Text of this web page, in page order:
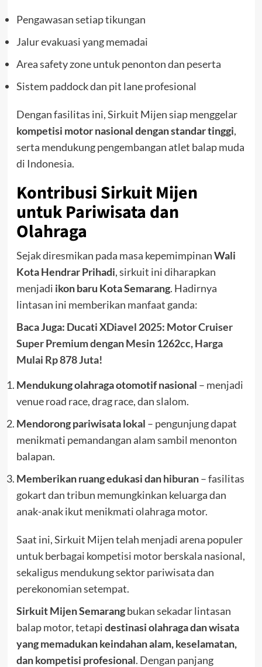
Pengawasan setiap tikungan
Jalur evakuasi yang memadai
Area safety zone untuk penonton dan peserta
Sistem paddock dan pit lane profesional
Dengan fasilitas ini, Sirkuit Mijen siap menggelar
kompetisi motor nasional dengan standar tinggi,
serta mendukung pengembangan atlet balap muda
di Indonesia.
Kontribusi Sirkuit Mijen
untuk Pariwisata dan
Olahraga
Sejak diresmikan pada masa kepemimpinanWali
Kota Hendrar Prihadi, sirkuit ini diharapkan
menjadi ikon baru Kota Semarang. Hadirnya
lintasan ini memberikan manfaat ganda:
Baca Juga: Ducati XDiavel 2025: Motor Cruiser
Super Premium dengan Mesin 1262cc, Harga
Mulai Rp 878 Juta!
Mendukung olahraga otomotif nasional – menjadi
venue road race, drag race, dan slalom.
Mendorong pariwisata lokal – pengunjung dapat
menikmati pemandangan alam sambil menonton
balapan.
Memberikan ruang edukasi dan hiburan– fasilitas
gokart dan tribun memungkinkan keluarga dan
anak-anak ikut menikmati olahraga motor.
Saat ini, Sirkuit Mijen telah menjadi arena populer
untuk berbagai kompetisi motor berskala nasional,
sekaligus mendukung sektor pariwisata dan
perekonomian setempat.
Sirkuit Mijen Semarangbukan sekadar lintasan
balap motor, tetapidestinasi olahraga dan wisata
yang memadukan keindahan alam, keselamatan,
dan kompetisi profesional. Dengan panjang